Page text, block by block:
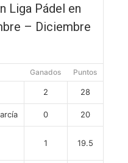
Liga Pádel en
– Diciembre
Ganados Puntos
2 28
0 20
1 19.5